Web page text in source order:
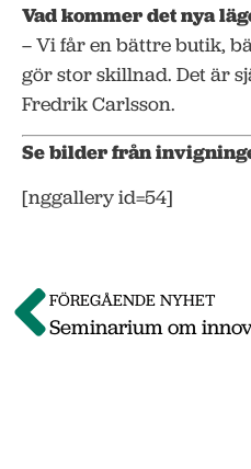
Vad kommer det nya
– Vi får en bättre butik,
gör stor skillnad. Det är
Fredrik Carlsson.
Se bilder från
[nggallery id=54]
FÖREGÅENDE NYHET
Seminarium om